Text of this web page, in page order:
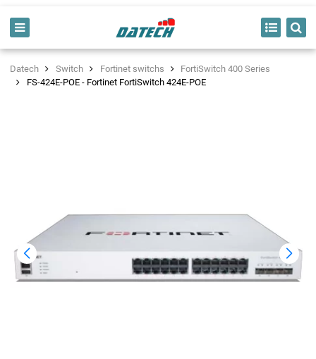
Datech Switch Fortinet switchs
FortiSwitch 400 Series
FS-424E-POE - Fortinet FortiSwitch 424E-POE